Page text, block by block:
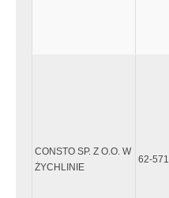
CONSTO SP. Z O.O. W
ŻYCHLINIE
62-571